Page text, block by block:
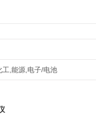
工,能源,电子/电池